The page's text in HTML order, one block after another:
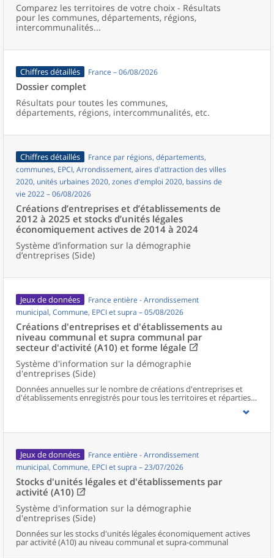
Comparez les territoires de votre choix - Résultats
pour les communes, départements, régions,
intercommunalités...
Chiffres détaillés France – 06/08/2026
Dossier complet
Résultats pour toutes les communes,
départements, régions, intercommunalités, etc.
Chiffres détaillés
France par régions, départements,
communes, EPCI, Arrondissement, aires d'attraction des villes
2020, unités urbaines 2020, zones d'emploi 2020, bassins de
vie 2022 – 06/08/2026
Créations d’entreprises et d’établissements de
2012 à 2025 et stocks d’unités légales
économiquement actives de 2014 à 2024
Système d’information sur la démographie
d’entreprises (Side)
Jeux de données
France entière - Arrondissement
municipal, Commune, EPCI et supra – 05/08/2026
Créations d'entreprises et d'établissements au
niveau communal et supra communal par
secteur d'activité (A10) et forme légale
Système d'information sur la démographie
d'entreprises (Side)
Données annuelles sur le nombre de créations d'entreprises et
d'établissements enregistrés pour tous les territoires et réparties
selon le secteur d’activité et la forme légale.
Jeux de données
France entière - Arrondissement
municipal, Commune, EPCI et supra – 23/07/2026
Stocks d'unités légales et d'établissements par
activité (A10)
Système d'information sur la démographie
d'entreprises (Side)
Données sur les stocks d'unités légales économiquement actives
par activité (A10) au niveau communal et supra-communal